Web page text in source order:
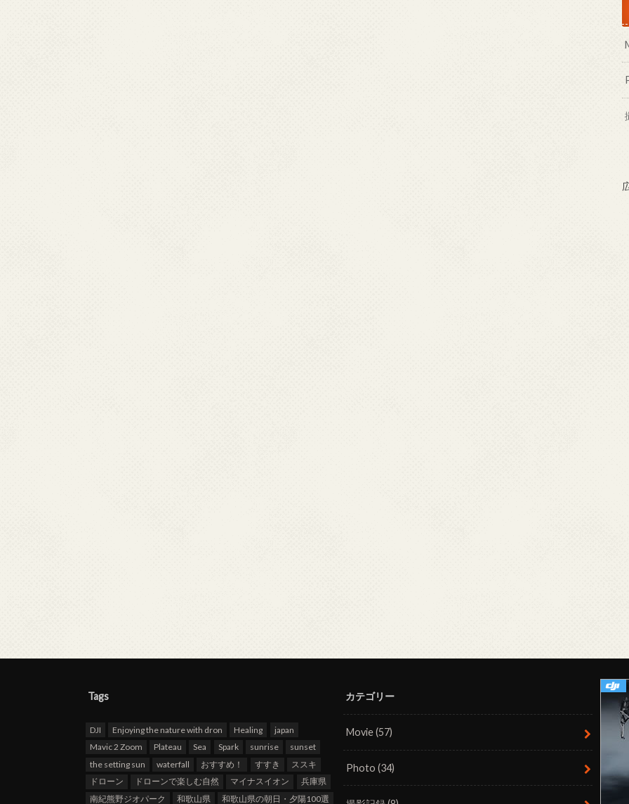
Tags
DJI Enjoying the nature with dron Healing
japan
Mavic 2 Zoom
Plateau Sea Spark sunrise
sunset
the setting sun
waterfall おすすめ！ すすき
ススキ
ドローン
ドローンで楽しむ自然 マイナスイオン
兵庫県
南紀熊野ジオパーク
和歌山県 和歌山県の朝日・夕陽100選
カテゴリー
Movie(57)
Photo (34)